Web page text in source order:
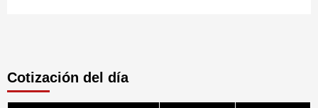
Cotización del día